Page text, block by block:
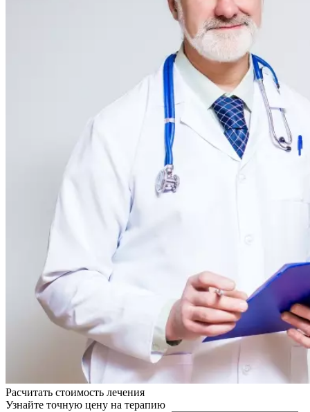
Расчитать стоимость лечения
Узнайте точную цену на терапию